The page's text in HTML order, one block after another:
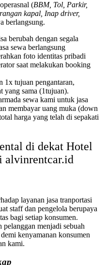
(BBM, Tol, Parkir,
kapal, Inap driver,
berlangsung.
berubah dengan segala
sewa berlangsung
foto identitas pribadi
saat melakukan booking
1x tujuan pengantaran,
yang sama (1tujuan).
sewa kami untuk jasa
membayar uang muka (down
harga yang telah di sepakati
di dekat Hotel
alvinrentcar.id
layanan jasa tranportasi
staff dan pengelola berupaya
bagi setiap konsumen.
pelanggan menjadi sebuah
kenyamanan konsumen
kami.